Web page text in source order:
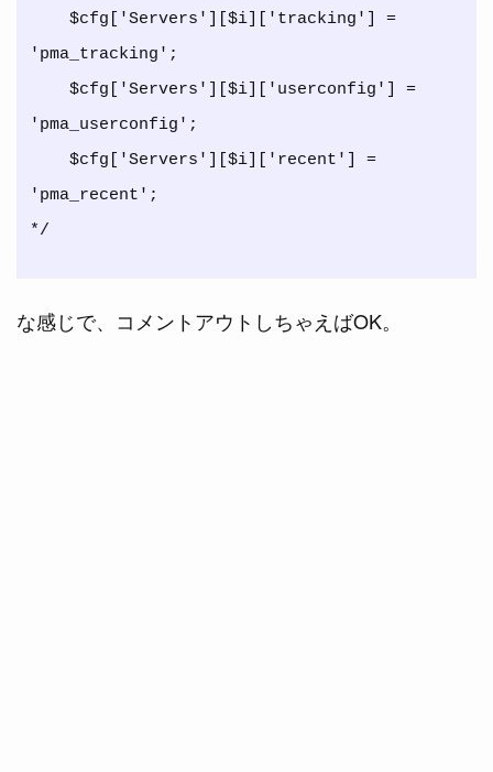
'pma_tracking';
'pma_userconfig';
'pma_recent';
な感じで、コメントアウトしちゃえばOK。